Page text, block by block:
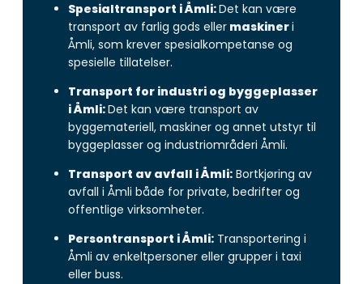
Spesialtransport i Åmli:Det kan være
transport av farlig gods eller maskineri
Åmli, som krever spesialkompetanse og
spesielle tillatelser.
Transport for industri og byggeplasser
i Åmli:Det kan være transport av
byggemateriell, maskiner og annet utstyr til
byggeplasser og industriområderi Åmli.
Transport av avfall i Åmli: Bortkjøring av
avfall i Åmli både for private, bedrifter og
offentlige virksomheter.
Persontransport i Åmli: Transportering i
Åmli av enkeltpersoner eller grupper i taxi
eller buss.